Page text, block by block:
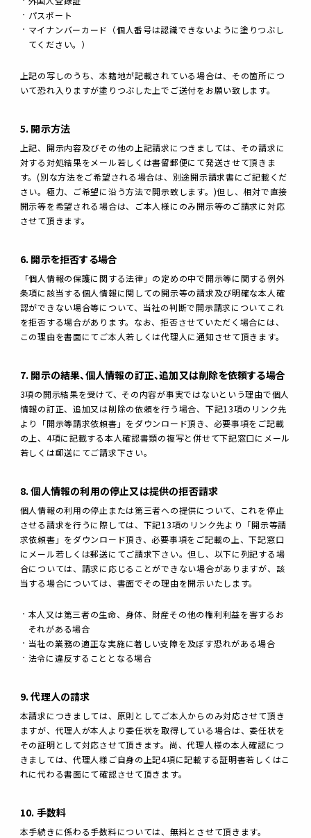
パスポート
マイナンバーカード（個人番号は認識できないように塗りつぶし
てください。）
上記の写しのうち、本籍地が記載されている場合は、その箇所につ
いて恐れ入りますが塗りつぶした上でご送付をお願い致します。
5. 開示方法
上記、開示内容及びその他の上記請求につきましては、その請求に
対する対処結果をメール若しくは書留郵便にて発送させて頂きま
す。(別な方法をご希望される場合は、別途開示請求書にご記載くだ
さい。極力、ご希望に沿う方法で開示致します。)但し、相対で直接
開示等を希望される場合は、ご本人様にのみ開示等のご請求に対応
させて頂きます。
6. 開示を拒否する場合
「個人情報の保護に関する法律」の定めの中で開示等に関する例外
条項に該当する個人情報に関しての開示等の請求及び明確な本人確
認ができない場合等について、当社の判断で開示請求についてこれ
を拒否する場合があります。なお、拒否させていただく場合には、
この理由を書面にてご本人若しくは代理人に通知させて頂きます。
7. 開示の結果、個人情報の訂正、追加又は削除を依頼する場合
3項の開示結果を受けて、その内容が事実ではないという理由で個人
情報の訂正、追加又は削除の依頼を行う場合、下記13項のリンク先
より「開示等請求依頼書」をダウンロード頂き、必要事項をご記載
の上、4項に記載する本人確認書類の複写と併せて下記窓口にメール
若しくは郵送にてご請求下さい。
8. 個人情報の利用の停止又は提供の拒否請求
個人情報の利用の停止または第三者への提供について、これを停止
させる請求を行うに際しては、下記13項のリンク先より「開示等請
求依頼書」をダウンロード頂き、必要事項をご記載の上、下記窓口
にメール若しくは郵送にてご請求下さい。但し、以下に列記する場
合については、請求に応じることができない場合がありますが、該
当する場合については、書面でその理由を開示いたします。
本人又は第三者の生命、身体、財産その他の権利利益を害するお
それがある場合
当社の業務の適正な実施に著しい支障を及ぼす恐れがある場合
法令に違反することとなる場合
9. 代理人の請求
本請求につきましては、原則としてご本人からのみ対応させて頂き
ますが、代理人が本人より委任状を取得している場合は、委任状を
その証明として対応させて頂きます。尚、代理人様の本人確認につ
きましては、代理人様ご自身の上記4項に記載する証明書若しくはこ
れに代わる書面にて確認させて頂きます。
10. 手数料
本手続きに係わる手数料については、無料とさせて頂きます。